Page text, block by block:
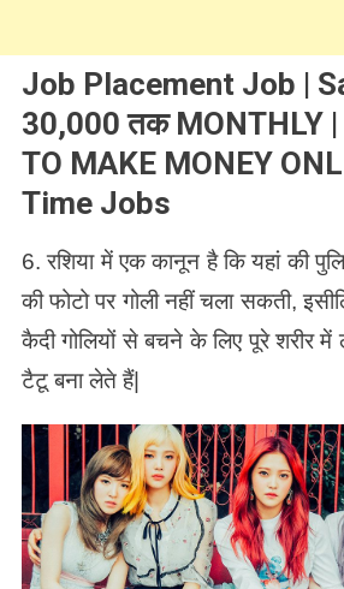
Job Placement Job |
30,000 तक MONTHLY |
TO MAKE MONEY
Time Jobs
6. रशिया में एक कानून है कि यहां की
की फोटो पर गोली नहीं चला सकती,
कैदी गोलियों से बचने के लिए पूरे शरीर
टैटू बना लेते हैं|